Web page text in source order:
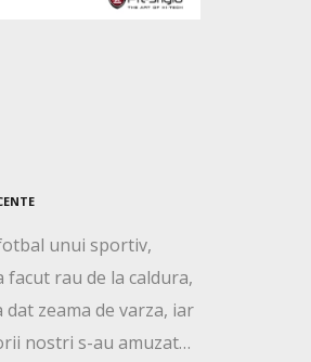
unui sportiv,
facut rau de la caldura,
dat zeama de varza, iar
nostri s-au amuzat…